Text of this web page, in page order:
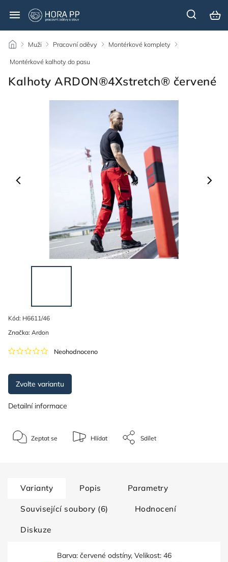
/ Muži / Pracovní oděvy / Montérkové komplety /
Montérkové kalhoty do pasu
Kalhoty ARDON®4Xstretch® červené
Kód: H6611/46
Neohodnoceno
Značka: Ardon
Zvolte variantu
Detailní informace
Zeptat se Hlídat Sdílet
Varianty Popis Parametry
Související soubory (6) Hodnocení
Diskuze
Barva: červené odstíny, Velikost: 46